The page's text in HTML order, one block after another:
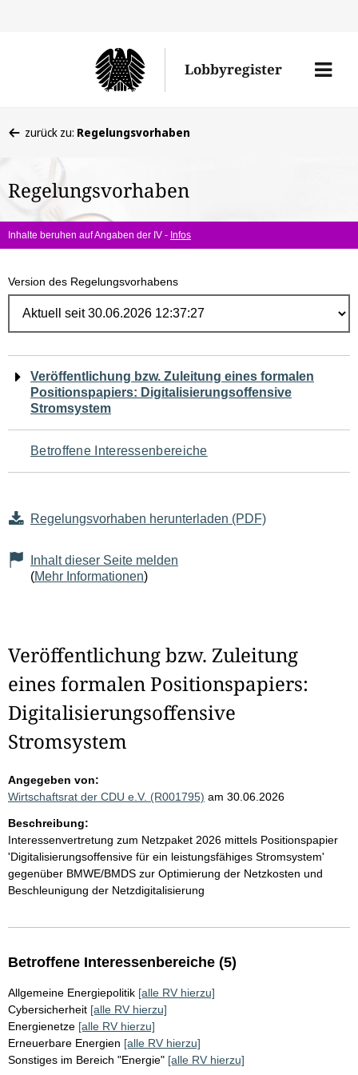
Lobbyregister
Menü
befinden
hier:
zurück zu: Regelungsvorhaben
Regelungsvorhaben
Inhalte beruhen auf Angaben der IV - Infos
Version des Regelungsvorhabens
Navigation
für
den
Seiteninhalt
Veröffentlichung bzw. Zuleitung eines formalen
Positionspapiers: Digitalisierungsoffensive
Stromsystem
Betroffene Interessenbereiche
Regelungsvorhaben herunterladen (PDF)
Inhalt dieser Seite melden
(Mehr Informationen)
Veröffentlichung bzw. Zuleitung
eines formalen Positionspapiers:
Digitalisierungsoffensive
Stromsystem
Angegeben von:
Wirtschaftsrat der CDU e.V. (R001795) am 30.06.2026
Beschreibung:
Interessenvertretung zum Netzpaket 2026 mittels Positionspapier
'Digitalisierungsoffensive für ein leistungsfähiges Stromsystem'
gegenüber BMWE/BMDS zur Optimierung der Netzkosten und
Beschleunigung der Netzdigitalisierung
Betroffene Interessenbereiche (5)
Allgemeine Energiepolitik [alle RV hierzu]
Cybersicherheit [alle RV hierzu]
Energienetze [alle RV hierzu]
Erneuerbare Energien [alle RV hierzu]
Sonstiges im Bereich "Energie" [alle RV hierzu]